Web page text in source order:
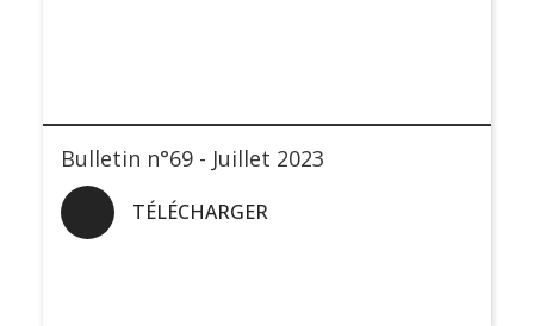
Bulletin n°69 - Juillet 2023
TÉLÉCHARGER